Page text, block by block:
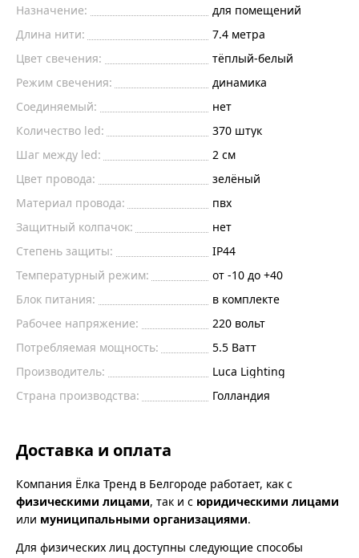
Назначение:
для помещений
Длина нити:
7.4 метра
Цвет свечения:
тёплый-белый
Режим свечения:
динамика
Соединяемый:
нет
Количество led:
370 штук
Шаг между led:
2 см
Цвет провода:
зелёный
Материал провода:
пвх
Защитный колпачок:
нет
Степень защиты:
IP44
Температурный режим:
от -10 до +40
Блок питания:
в комплекте
Рабочее напряжение:
220 вольт
Потребляемая мощность:
5.5 Ватт
Производитель:
Luca Lighting
Страна производства:
Голландия
Доставка и оплата
Компания Ёлка Тренд в Белгороде работает, как с
физическими лицами, так и с юридическими лицами
или муниципальными организациями.
Для физических лиц доступны следующие способы